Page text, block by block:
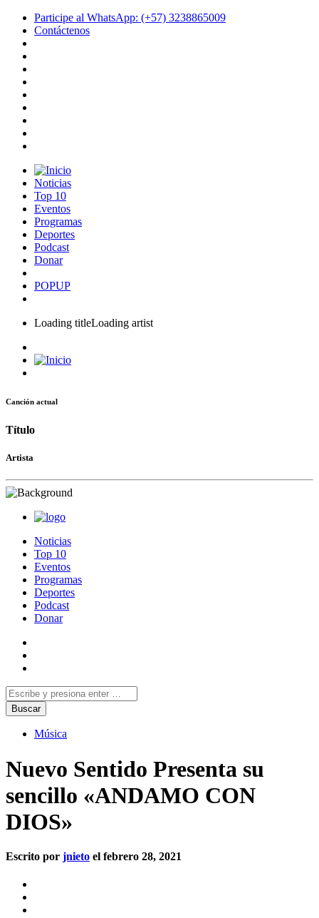
Participe al WhatsApp: (+57) 3238865009
Contáctenos
Noticias
Top 10
Eventos
Programas
Deportes
Podcast
Donar
POPUP
Loading titleLoading artist
Canción actual
Título
Artista
Noticias
Top 10
Eventos
Programas
Deportes
Podcast
Donar
Música
Nuevo Sentido Presenta su
sencillo «ANDAMO CON
DIOS»
Escrito por jnieto el febrero 28, 2021